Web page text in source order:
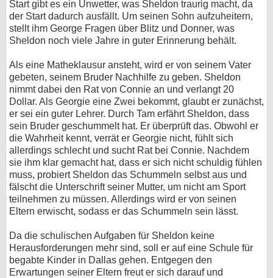
Start gibt es ein Unwetter, was Sheldon traurig macht, da
der Start dadurch ausfällt. Um seinen Sohn aufzuheitern,
stellt ihm George Fragen über Blitz und Donner, was
Sheldon noch viele Jahre in guter Erinnerung behält.
Als eine Matheklausur ansteht, wird er von seinem Vater
gebeten, seinem Bruder Nachhilfe zu geben. Sheldon
nimmt dabei den Rat von Connie an und verlangt 20
Dollar. Als Georgie eine Zwei bekommt, glaubt er zunächst,
er sei ein guter Lehrer. Durch Tam erfährt Sheldon, dass
sein Bruder geschummelt hat. Er überprüft das. Obwohl er
die Wahrheit kennt, verrät er Georgie nicht, fühlt sich
allerdings schlecht und sucht Rat bei Connie. Nachdem
sie ihm klar gemacht hat, dass er sich nicht schuldig fühlen
muss, probiert Sheldon das Schummeln selbst aus und
fälscht die Unterschrift seiner Mutter, um nicht am Sport
teilnehmen zu müssen. Allerdings wird er von seinen
Eltern erwischt, sodass er das Schummeln sein lässt.
Da die schulischen Aufgaben für Sheldon keine
Herausforderungen mehr sind, soll er auf eine Schule für
begabte Kinder in Dallas gehen. Entgegen den
Erwartungen seiner Eltern freut er sich darauf und